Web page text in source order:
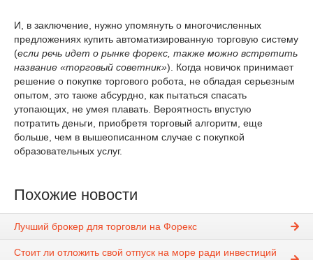
И, в заключение, нужно упомянуть о многочисленных
предложениях купить автоматизированную торговую систему
(если речь идет о рынке форекс, также можно встретить
название «торговый советник»). Когда новичок принимает
решение о покупке торгового робота, не обладая серьезным
опытом, это также абсурдно, как пытаться спасать
утопающих, не умея плавать. Вероятность впустую
потратить деньги, приобретя торговый алгоритм, еще
больше, чем в вышеописанном случае с покупкой
образовательных услуг.
Похожие новости
Лучший брокер для торговли на Форекс
Стоит ли отложить свой отпуск на море ради инвестиций